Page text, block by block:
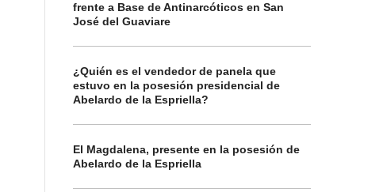
frente a Base de Antinarcóticos en San
José del Guaviare
¿Quién es el vendedor de panela que
estuvo en la posesión presidencial de
Abelardo de la Espriella?
El Magdalena, presente en la posesión de
Abelardo de la Espriella